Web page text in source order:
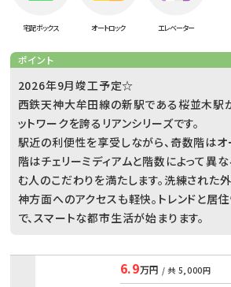
宅配ボックス オートロック エレベーター
ポイント
2026年9月竣工予定☆
西鉄天神大牟田線の新駅である桜並木駅
ットワークを誇るリアンシリーズです。
駅近の利便性を享受しながら、奇数階はオ
階はチェリーミディアムと階数によって異
む人のこだわりを満たします。洗練された
神方面へのアクセスも軽快。トレンドと居
で、スマートな都市生活が始まります。
6.9万円 / 共 5,000円